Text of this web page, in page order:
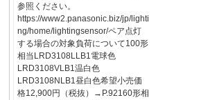
参照ください。
https://www2.panasonic.biz/jp/lighti
ng/home/lightingsensor/ペア点灯
する場合の対象負荷について100形
相当LRD3108LLB1電球色
LRD3108VLB1温白色
LRD3108NLB1昼白色希望小売価
格12,900円（税抜）→P.92160形相